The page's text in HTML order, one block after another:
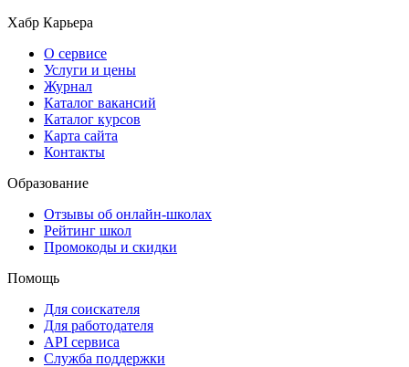
Хабр Карьера
О сервисе
Услуги и цены
Журнал
Каталог вакансий
Каталог курсов
Карта сайта
Контакты
Образование
Отзывы об онлайн-школах
Рейтинг школ
Промокоды и скидки
Помощь
Для соискателя
Для работодателя
API сервиса
Служба поддержки